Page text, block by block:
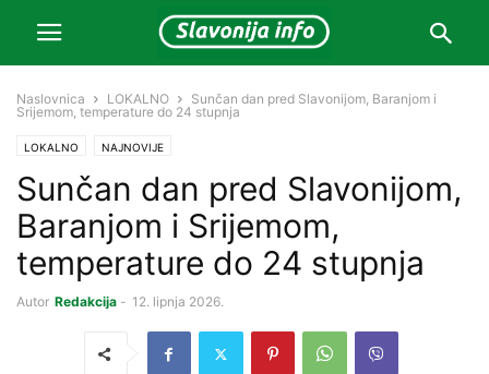
Naslovnica LOKALNO
Sunčan dan pred Slavonijom, Baranjom i
Srijemom, temperature do 24 stupnja
LOKALNO NAJNOVIJE
Sunčan dan pred Slavonijom,
Baranjom i Srijemom,
temperature do 24 stupnja
Autor Redakcija - 12. lipnja 2026.